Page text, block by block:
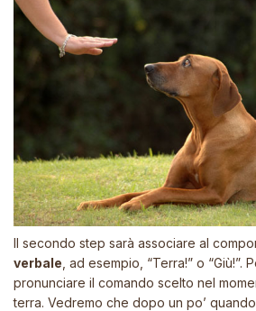
Il secondo step sarà associare al
verbale , ad esempio, “Terra!” o “Giù!”.
pronunciare il comando scelto nel
terra. Vedremo che dopo un po’